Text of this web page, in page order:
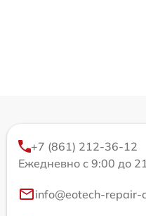
+7 (861) 212-36-12
Ежедневно с 9:00 до
info@eotech-repair-